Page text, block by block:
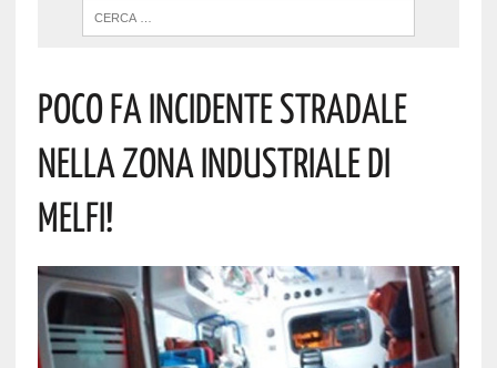
Poco Fa Incidente Stradale
Nella Zona Industriale Di
Melfi!